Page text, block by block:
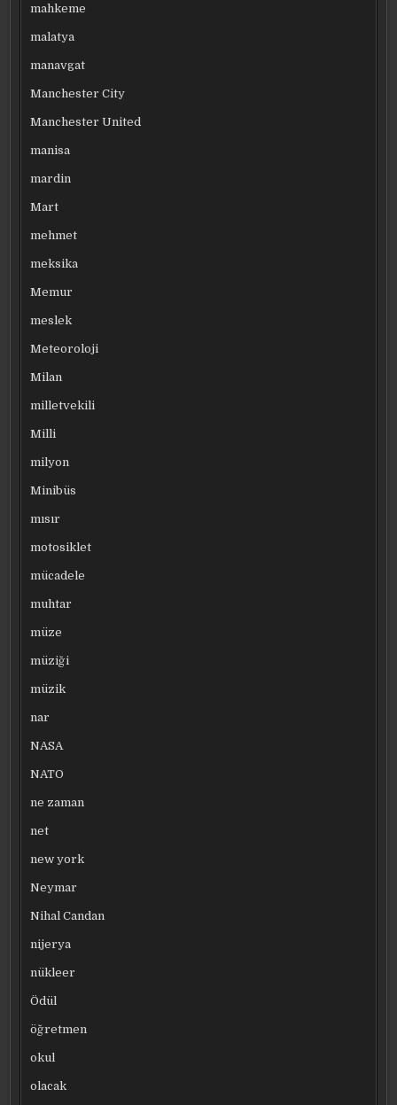
mahkeme
malatya
manavgat
Manchester City
Manchester United
manisa
mardin
Mart
mehmet
meksika
Memur
meslek
Meteoroloji
Milan
milletvekili
Milli
milyon
Minibüs
mısır
motosiklet
mücadele
muhtar
müze
müziği
müzik
nar
NASA
NATO
ne zaman
net
new york
Neymar
Nihal Candan
nijerya
nükleer
Ödül
öğretmen
okul
olacak